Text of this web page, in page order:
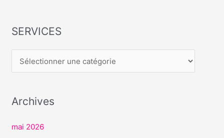
SERVICES
S
V
C
Archives
mai 2026